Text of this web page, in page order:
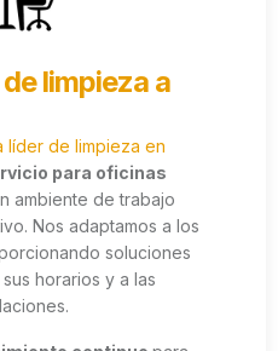
limpieza a
líder de limpieza en
para oficinas
ambiente de trabajo
Nos adaptamos a los
soluciones
horarios y a las